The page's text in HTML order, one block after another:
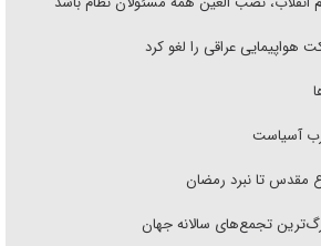
عراقی را لغو کرد
آسیاست
مقدس تا نبرد رمضان
تجمع‌های سالانه جهان